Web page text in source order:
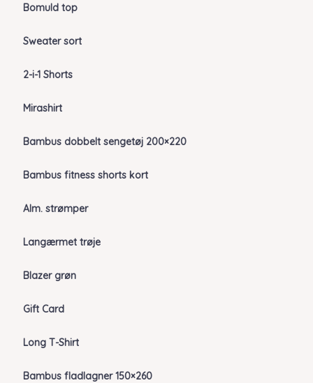
Bomuld top
Sweater sort
2-i-1 Shorts
Mirashirt
Bambus dobbelt sengetøj 200×220
Bambus fitness shorts kort
Alm. strømper
Langærmet trøje
Blazer grøn
Gift Card
Long T-Shirt
Bambus fladlagner 150×260